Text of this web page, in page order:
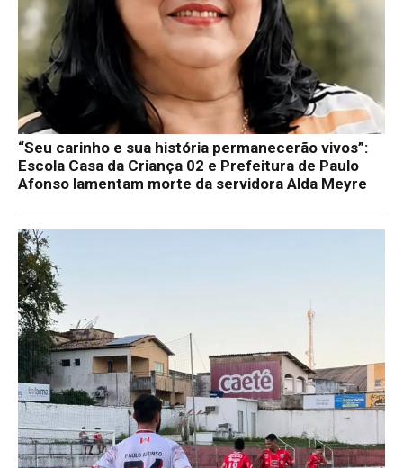
“Seu carinho e sua história permanecerão vivos”:
Escola Casa da Criança 02 e Prefeitura de Paulo
Afonso lamentam morte da servidora Alda Meyre